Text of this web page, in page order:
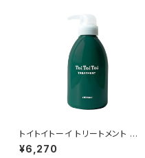
トイトイトーイ トリートメント し
っとり 400mL｜リトルサイエン
ティスト正規品
¥6,270